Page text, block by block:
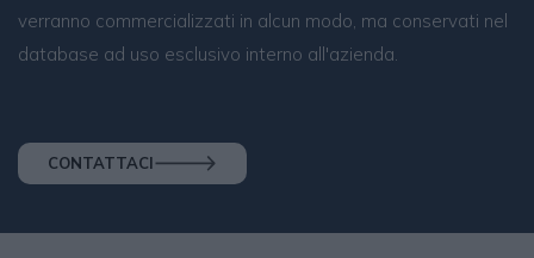
verranno commercializzati in alcun modo, ma conservati nel
database ad uso esclusivo interno all'azienda.
CONTATTACI